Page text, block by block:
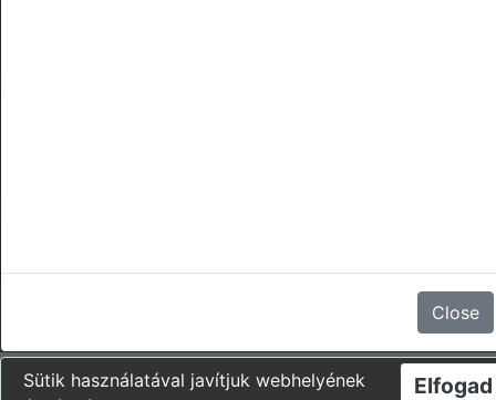
Close
Elfogad
Sütik használatával javítjuk webhelyének